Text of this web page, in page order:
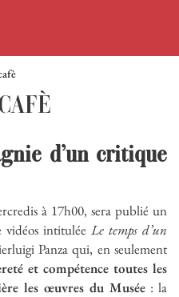
d’un critique
à 17h00, sera publié un
vidéos intitulée Le temps d’un
Panza qui, en seulement
et compétence toutes les
les œuvres du Musée : la